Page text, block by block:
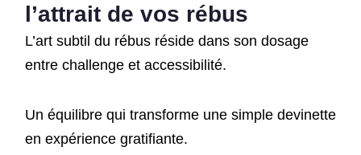
l’attrait de vos rébus
L’art subtil du rébus réside dans son dosage
entre challenge et accessibilité.
Un équilibre qui transforme une simple devinette
en expérience gratifiante.